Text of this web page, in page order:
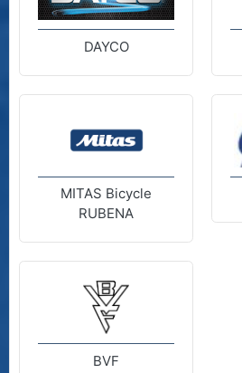
DAYCO
MITAS Bicycle
RUBENA
BVF